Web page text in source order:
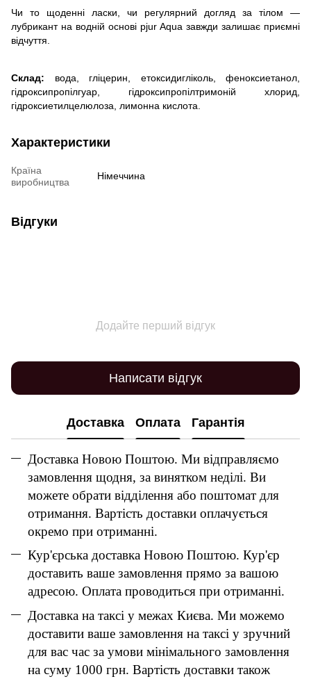
Чи то щоденні ласки, чи регулярний догляд за тілом —
лубрикант на водній основі pjur Aqua завжди залишає приємні
відчуття.
Склад: вода, гліцерин, етоксидигліколь, феноксиетанол,
гідроксипропілгуар, гідроксипропілтримоній хлорид,
гідроксиетилцелюлоза, лимонна кислота.
Характеристики
Країна
виробництва
Німеччина
Відгуки
Додайте перший відгук
Написати відгук
Доставка Оплата Гарантія
Доставка Новою Поштою. Ми відправляємо
замовлення щодня, за винятком неділі. Ви
можете обрати відділення або поштомат для
отримання. Вартість доставки оплачується
окремо при отриманні.
Кур'єрська доставка Новою Поштою. Кур'єр
доставить ваше замовлення прямо за вашою
адресою. Оплата проводиться при отриманні.
Доставка на таксі у межах Києва. Ми можемо
доставити ваше замовлення на таксі у зручний
для вас час за умови мінімального замовлення
на суму 1000 грн. Вартість доставки також